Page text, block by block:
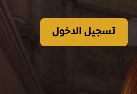
تسجيل الدخول